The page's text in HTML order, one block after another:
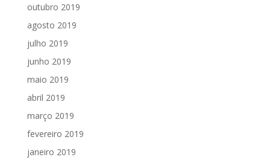
outubro 2019
agosto 2019
julho 2019
junho 2019
maio 2019
abril 2019
março 2019
fevereiro 2019
janeiro 2019